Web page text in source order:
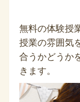
無料の体験授
授業の雰囲気
合うかどうか
きます。